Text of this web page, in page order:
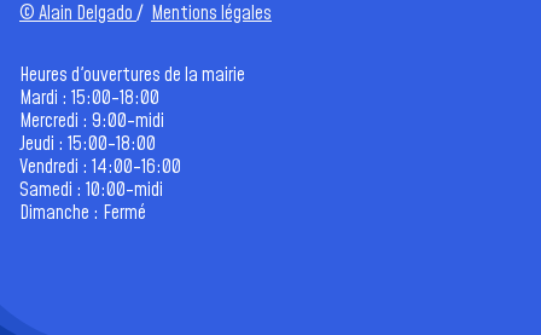
© Alain Delgado/ Mentions légales
Heures d'ouvertures de la mairie
Mardi : 15:00-18:00
Mercredi : 9:00-midi
Jeudi : 15:00-18:00
Vendredi : 14:00-16:00
Samedi : 10:00-midi
Dimanche : Fermé